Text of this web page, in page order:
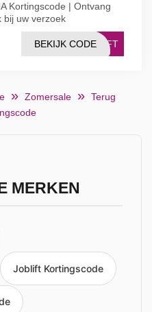
Kortingscode | Ontvang
bij uw verzoek
GIFT
BEKIJK CODE
Zomersale
Terug
MERKEN
Joblift Kortingscode